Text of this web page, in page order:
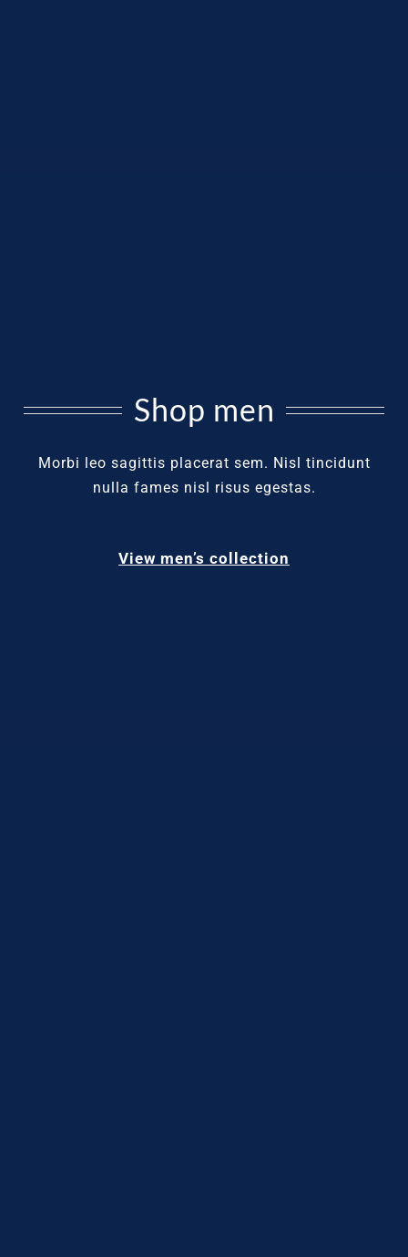
Shop men
Morbi leo sagittis placerat sem. Nisl tincidunt
nulla fames nisl risus egestas.
View men’s collection